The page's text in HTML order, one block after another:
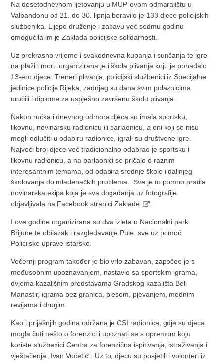
Na desetodnevnom ljetovanju u MUP-ovom odmaralištu u
Valbandonu od 21. do 30. lipnja boravilo je 133 djece policijskih
službenika. Lijepo druženje i zabavu već sedmu godinu
omogućila im je Zaklada policijske solidarnosti.
Uz prekrasno vrijeme i svakodnevna kupanja i sunčanja te igre
na plaži i moru organizirana je i škola plivanja koju je pohađalo
13-ero djece. Treneri plivanja, policijski službenici iz Specijalne
jedinice policije Rijeka, zadnjeg su dana svim polaznicima
uručili i diplome za uspješno završenu školu plivanja.
Nakon ručka i dnevnog odmora djeca su imala sportsku,
likovnu, novinarsku radionicu ili parlaonicu, a oni koji se nisu
mogli odlučiti u odabiru radionice, igrali su društvene igre.
Najveći broj djece već tradicionalno odabrao je sportsku i
likovnu radionicu, a na parlaonici se pričalo o raznim
interesantnim temama, od odabira srednje škole i daljnjeg
školovanja do mladenačkih problema. Sve je to pomno pratila
novinarska ekipa koja je sva događanja uz fotografije
objavljivala na Facebook stranici Zaklade
I ove godine organizirana su dva izleta u Nacionalni park
Brijune te obilazak i razgledavanje Pule, sve uz pomoć
Policijske uprave istarske.
Večernji program također je bio vrlo zabavan, započeo je s
međusobnim upoznavanjem, nastavio sa sportskim igrama,
dvjema kazališnim predstavama Gradskog kazališta Beli
Manastir, igrama bez granica, plesom, pjevanjem, modnim
revijama i drugim.
Kao i prijašnjih godina održana je CSI radionica, gdje su djeca
mogla čuti nešto o forenzici i upoznati se s opremom koju
koriste službenici Centra za forenzična ispitivanja, istraživanja i
vještačenja „Ivan Vučetić“. Uz to, djecu su posjetili i volonteri iz